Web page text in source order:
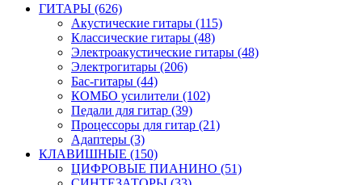
ГИТАРЫ (626)
Акустические гитары (115)
Классические гитары (48)
Электроакустические гитары (48)
Электрогитары (206)
Бас-гитары (44)
КОМБО усилители (102)
Педали для гитар (39)
Процессоры для гитар (21)
Адаптеры (3)
КЛАВИШНЫЕ (150)
ЦИФРОВЫЕ ПИАНИНО (51)